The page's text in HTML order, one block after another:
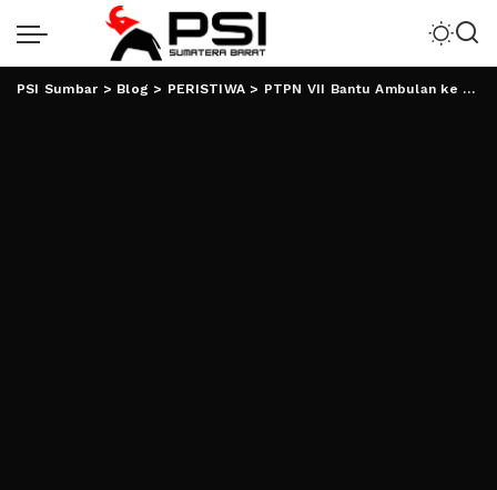
PSI Sumbar > Blog > PERISTIWA > PTPN VII Bantu Ambulan ke Pemkab Lamsel